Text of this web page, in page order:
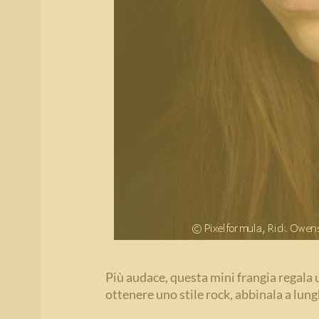
Più audace, questa mini frangia
ottenere uno stile rock, abbinala a